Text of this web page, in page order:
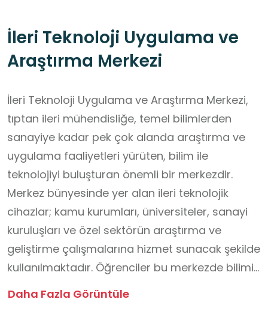
İleri Teknoloji Uygulama ve
Araştırma Merkezi
İleri Teknoloji Uygulama ve Araştırma Merkezi,
tıptan ileri mühendisliğe, temel bilimlerden
sanayiye kadar pek çok alanda araştırma ve
uygulama faaliyetleri yürüten, bilim ile
teknolojiyi buluşturan önemli bir merkezdir.
Merkez bünyesinde yer alan ileri teknolojik
cihazlar; kamu kurumları, üniversiteler, sanayi
kuruluşları ve özel sektörün araştırma ve
geliştirme çalışmalarına hizmet sunacak şekilde
kullanılmaktadır. Öğrenciler bu merkezde bilimin
yalnızca teorik bilgilerden ibaret olmadığını,
Daha Fazla Görüntüle